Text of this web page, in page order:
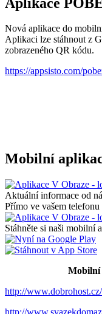
Nová aplikace do
Aplikaci lze stáhnout z
zobrazeného QR kódu.
https://appsisto.com/
Mobilní
Aktuální informace od
Přímo ve vašem telefonu
Stáhněte si naši mobilní
Mobilní
http://www.dobrohost.cz/